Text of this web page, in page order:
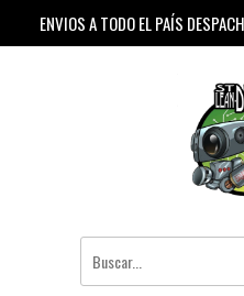
ENVIOS A TODO EL PAÍS